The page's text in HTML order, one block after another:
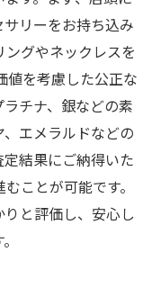
リーをお持ち込み
グやネックレスを
値を考慮した公正な
チナ、銀などの素
エメラルドなどの
結果にご納得いた
ことが可能です。
と評価し、安心し